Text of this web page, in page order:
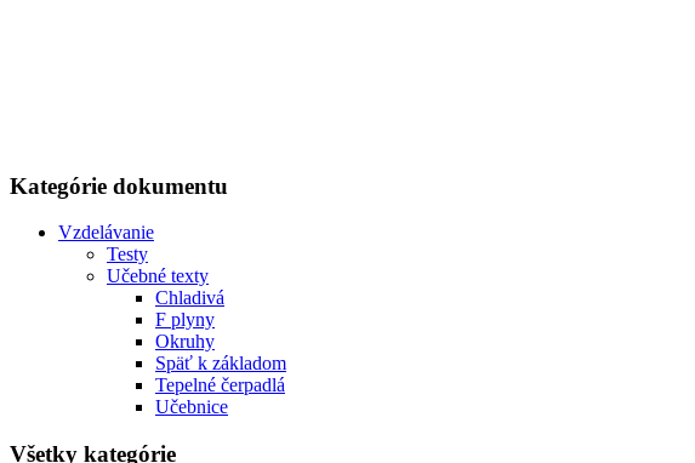
Kategórie dokumentu
Vzdelávanie
Testy
Učebné texty
Chladivá
F plyny
Okruhy
Späť k základom
Tepelné čerpadlá
Učebnice
Všetky kategórie